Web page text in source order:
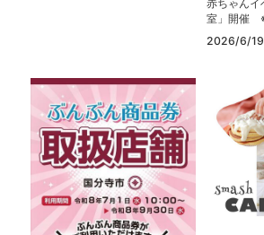
赤ちゃんイ
室」開催
2026/6/19